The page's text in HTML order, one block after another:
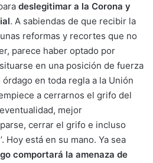
deslegitimar a la Corona y
. A sabiendas de que recibir la
reformas y recortes que no
parece haber optado por
en una posición de fuerza
en toda regla a la Unión
a cerrarnos el grifo del
mejor
cerrar el grifo e incluso
Hoy está en su mano. Ya sea
comportará la amenaza de